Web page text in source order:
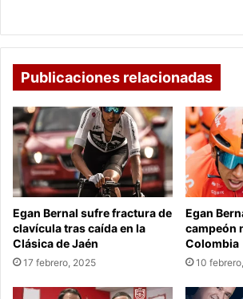
mestizo
Publicaciones relacionadas
Egan Bernal sufre fractura de
clavícula tras caída en la
Clásica de Jaén
17 febrero, 2025
Egan
campeón
Colombia
10